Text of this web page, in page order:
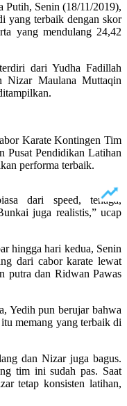
Putih, Senin (18/11/2019),
yang terbaik dengan skor
yang mendulang 24,42
dari Yudha Fadillah
Nizar Maulana Muttaqin
Karate Kontingen Tim
Pusat Pendidikan Latihan
performa terbaik.
dari speed, tenaga,
juga realistis,” ucap
hingga hari kedua, Senin
dari cabor karate lewat
putra dan Ridwan Pawas
Yedih pun berujar bahwa
memang yang terbaik di
dan Nizar juga bagus.
tim ini sudah pas. Saat
tetap konsisten latihan,